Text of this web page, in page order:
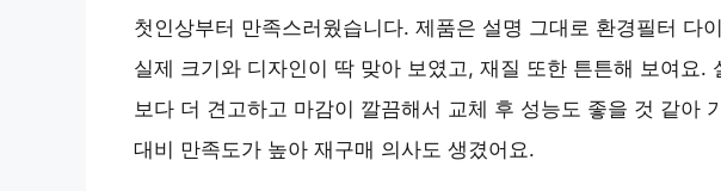
첫인상부터 만족스러웠습니다. 제품은 설명 그대로 환경필터 다
실제 크기와 디자인이 딱 맞아 보였고, 재질 또한 튼튼해 보여요.
보다 더 견고하고 마감이 깔끔해서 교체 후 성능도 좋을 것 같아
대비 만족도가 높아 재구매 의사도 생겼어요.